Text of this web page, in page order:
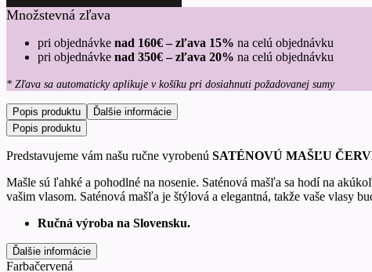
Množstevná zľava
pri objednávke nad 160€ – zľava 15% na celú objednávku
pri objednávke nad 350€ – zľava 20% na celú objednávku
* Zľava sa automaticky aplikuje v košíku pri dosiahnuti požadovanej sumy
Popis produktu
Ďalšie informácie
Popis produktu
Predstavujeme vám našu ručne vyrobenú SATÉNOVÚ MAŠĽU
Mašle sú ľahké a pohodlné na nosenie. Saténová mašľa sa hodí na
vašim vlasom. Saténová mašľa je štýlová a elegantná, takže vaše vlasy
Ručná výroba na Slovensku.
Ďalšie informácie
Farbačervená